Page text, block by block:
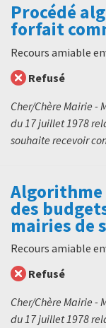
Procédé
forfait
Recours amiable
Refusé
Cher/Chère Mairie -
du 17 juillet 1978
souhaite recevoir
Algorithme
des
mairies de
Recours amiable
Refusé
Cher/Chère Mairie -
du 17 juillet 1978